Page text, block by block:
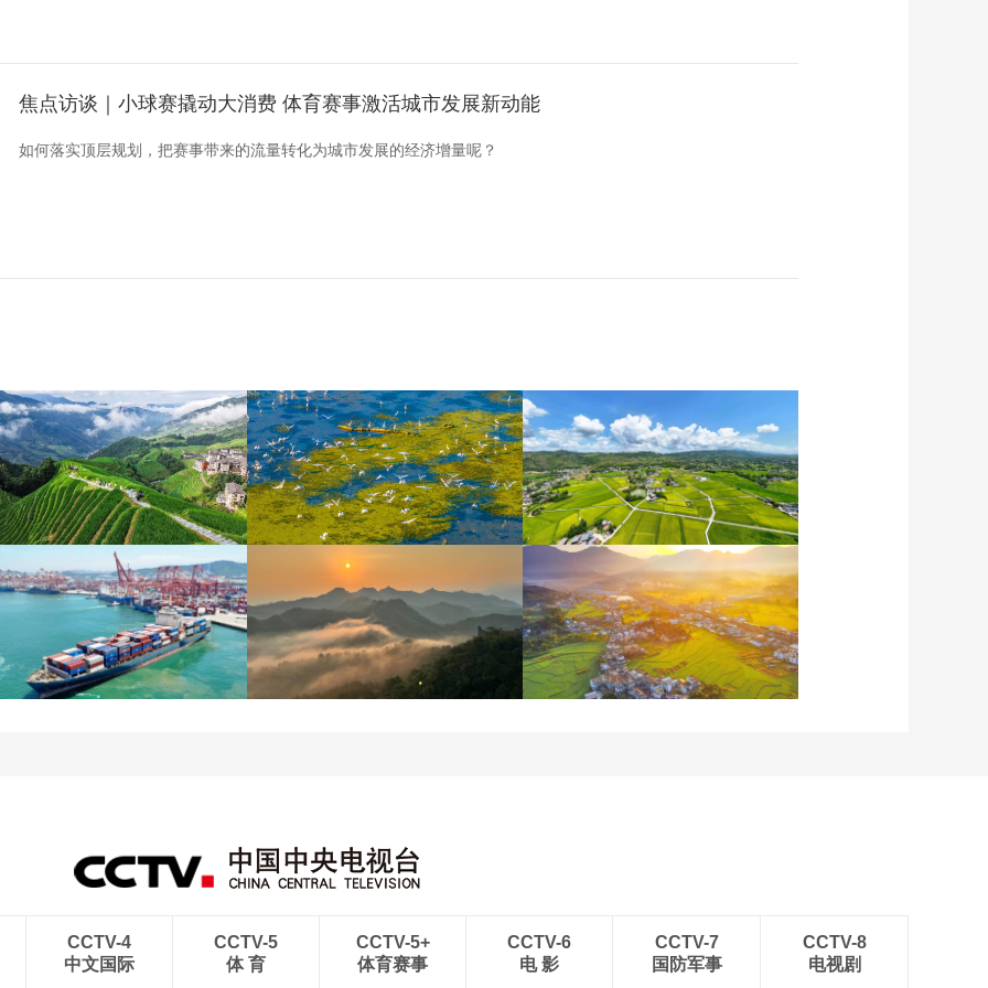
焦点访谈｜小球赛撬动大消费 体育赛事激活城市发展新动能
如何落实顶层规划，把赛事带来的流量转化为城市发展的经济增量呢？
期出游 乐享美好时光
江苏泗洪：洪泽湖湿地白
鹭嬉戏
重庆梁平：优质水稻丰收
在望
CCTV-4
中文国际
CCTV-5
体 育
CCTV-5+
体育赛事
CCTV-6
电 影
CCTV-7
国防军事
CCTV-8
电视剧